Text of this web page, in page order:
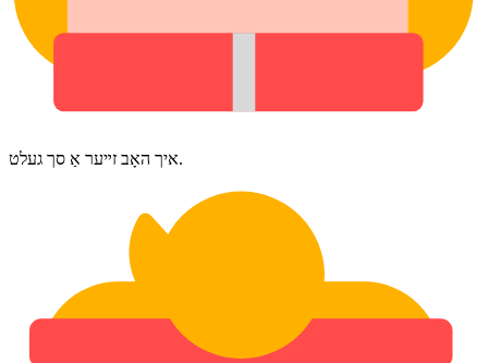
איך האָב זײער אַ סך געלט.